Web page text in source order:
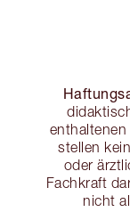
stellen
oder
Fachkraft
nicht